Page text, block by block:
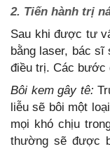
2. Tiến hành trị
Sau khi được tư
bằng laser, bác sĩ
điều trị. Các bước
Bôi kem gây tê:
liễu sẽ bôi một
mọi khó chịu
thường sẽ được